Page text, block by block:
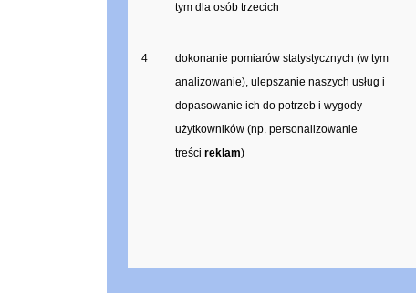
tym dla osób trzecich
4
dokonanie pomiarów statystycznych (w tym
analizowanie), ulepszanie naszych usług i
dopasowanie ich do potrzeb i wygody
użytkowników (np. personalizowanie
treści reklam)